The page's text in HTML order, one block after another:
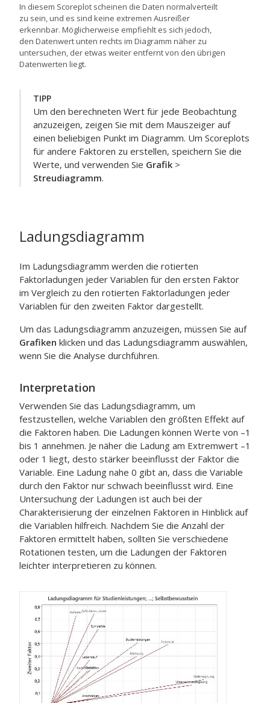
In diesem Scoreplot scheinen die Daten normalverteilt
zu sein, und es sind keine extremen Ausreißer
erkennbar. Möglicherweise empfiehlt es sich jedoch,
den Datenwert unten rechts im Diagramm näher zu
untersuchen, der etwas weiter entfernt von den übrigen
Datenwerten liegt.
TIPP
Um den berechneten Wert für jede Beobachtung
anzuzeigen, zeigen Sie mit dem Mauszeiger auf
einen beliebigen Punkt im Diagramm. Um Scoreplots
für andere Faktoren zu erstellen, speichern Sie die
Werte, und verwenden Sie Grafik >
Streudiagramm.
Ladungsdiagramm
Im Ladungsdiagramm werden die rotierten
Faktorladungen jeder Variablen für den ersten Faktor
im Vergleich zu den rotierten Faktorladungen jeder
Variablen für den zweiten Faktor dargestellt.
Um das Ladungsdiagramm anzuzeigen, müssen Sie auf
Grafiken klicken und das Ladungsdiagramm auswählen,
wenn Sie die Analyse durchführen.
Interpretation
Verwenden Sie das Ladungsdiagramm, um
festzustellen, welche Variablen den größten Effekt auf
die Faktoren haben. Die Ladungen können Werte von –1
bis 1 annehmen. Je näher die Ladung am Extremwert –1
oder 1 liegt, desto stärker beeinflusst der Faktor die
Variable. Eine Ladung nahe 0 gibt an, dass die Variable
durch den Faktor nur schwach beeinflusst wird. Eine
Untersuchung der Ladungen ist auch bei der
Charakterisierung der einzelnen Faktoren in Hinblick auf
die Variablen hilfreich. Nachdem Sie die Anzahl der
Faktoren ermittelt haben, sollten Sie verschiedene
Rotationen testen, um die Ladungen der Faktoren
leichter interpretieren zu können.